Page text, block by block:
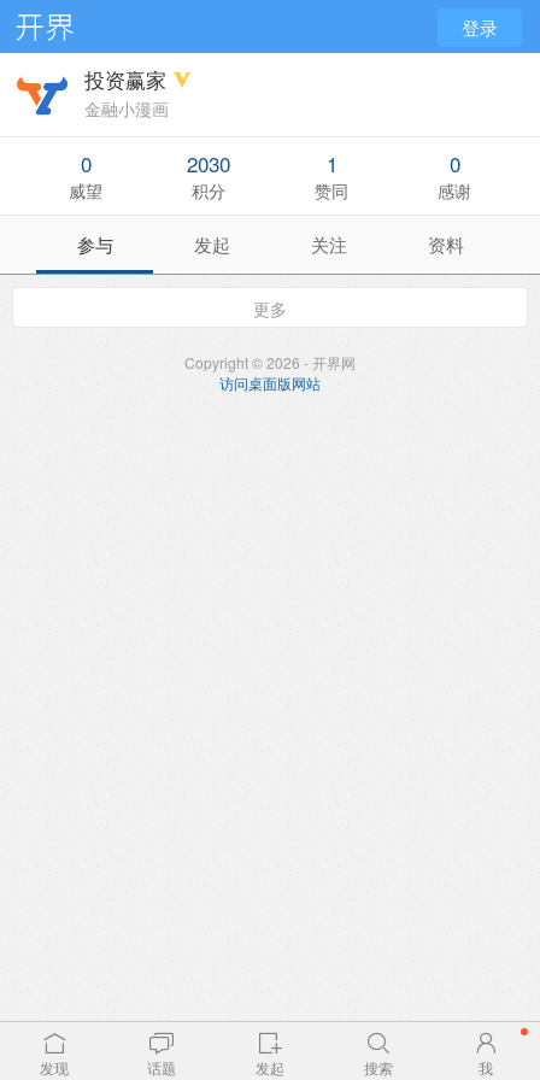
登录
投资赢家
金融小漫画
0
威望
2030
积分
1
赞同
0
感谢
参与 发起 关注 资料
更多
Copyright © 2026 - 开界网
访问桌面版网站
发现 话题 发起 搜索 我